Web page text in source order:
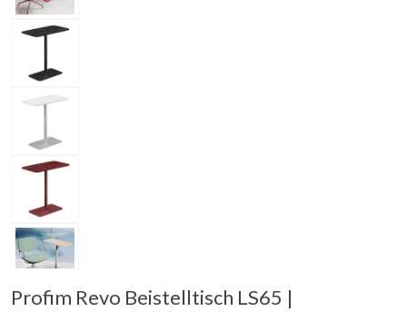
Profim Revo Beistelltisch LS65 |